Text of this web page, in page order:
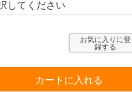
)
お気に入りに登
録する
カートに入れる